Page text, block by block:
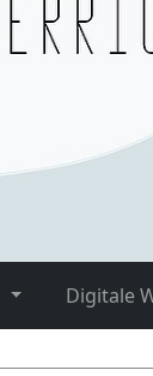
Digitale